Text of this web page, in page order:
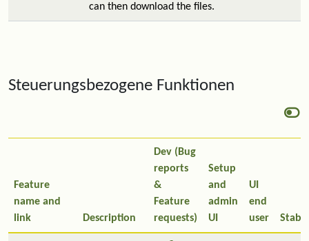
can then download the files.
Steuerungsbezogene Funktionen
Feature
name and
link
Description
Dev (Bug
reports
&
Feature
requests)
Setup
and
admin
UI
UI
end
user